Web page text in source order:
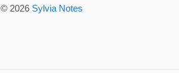
© 2026 Sylvia Notes